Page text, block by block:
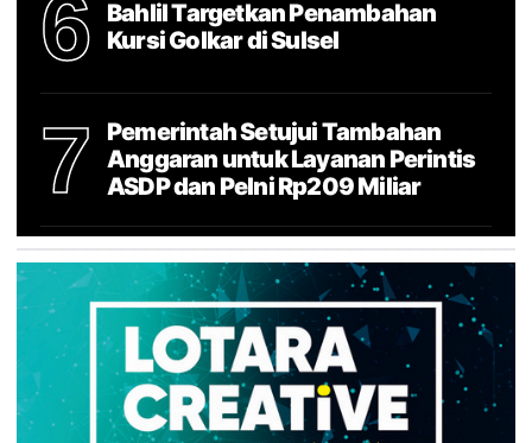
6
Bahlil Targetkan Penambahan
Kursi Golkar di Sulsel
7
Pemerintah Setujui Tambahan
Anggaran untuk Layanan Perintis
ASDP dan Pelni Rp209 Miliar